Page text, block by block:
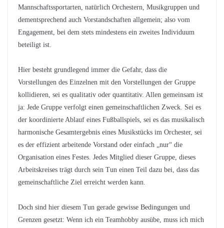
Mannschaftssportarten, natürlich Orchestern, Musikgruppen und
dementsprechend auch Vorstandschaften allgemein; also vom
Engagement, bei dem stets mindestens ein zweites Individuum
beteiligt ist.
Hier besteht grundlegend immer die Gefahr, dass die
Vorstellungen des Einzelnen mit den Vorstellungen der Gruppe
kollidieren, sei es qualitativ oder quantitativ. Allen gemeinsam ist
ja: Jede Gruppe verfolgt einen gemeinschaftlichen Zweck. Sei es
der koordinierte Ablauf eines Fußballspiels, sei es das musikalisch
harmonische Gesamtergebnis eines Musikstücks im Orchester, sei
es der effizient arbeitende Vorstand oder einfach „nur“ die
Organisation eines Festes. Jedes Mitglied dieser Gruppe, dieses
Arbeitskreises trägt durch sein Tun einen Teil dazu bei, dass das
gemeinschaftliche Ziel erreicht werden kann.
Doch sind hier diesem Tun gerade gewisse Bedingungen und
Grenzen gesetzt: Wenn ich ein Teamhobby ausübe, muss ich mich